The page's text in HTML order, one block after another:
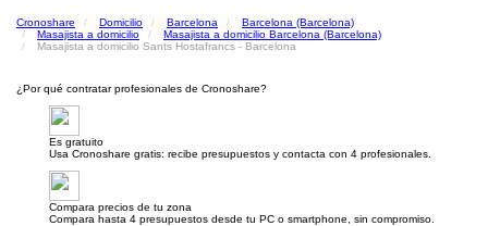
Cronoshare Domicilio Barcelona
Barcelona (Barcelona)
Masajista a domicilio
Masajista a domicilio Barcelona (Barcelona)
Masajista a domicilio Sants Hostafrancs - Barcelona
¿Por qué contratar profesionales de Cronoshare?
Es gratuito
Usa Cronoshare gratis: recibe presupuestos y contacta con 4 profesionales.
Compara precios de tu zona
Compara hasta 4 presupuestos desde tu PC o smartphone, sin compromiso.